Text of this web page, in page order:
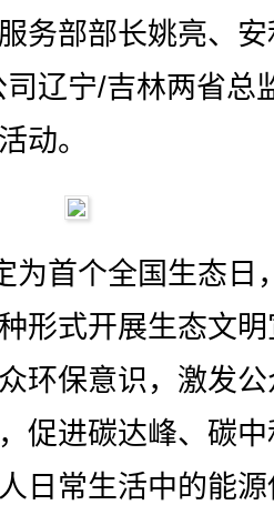
务部部长姚亮、
司辽宁/吉林两省总
动。
首个全国生态日
形式开展生态文
环保意识，激发
促进碳达峰、碳
日常生活中的能